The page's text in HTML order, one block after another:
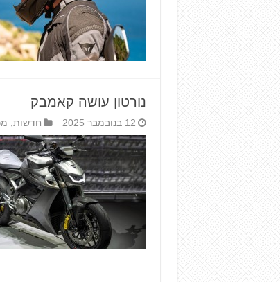
נורטון עושה קאמבק
12 בנובמבר 2025 חדשות,